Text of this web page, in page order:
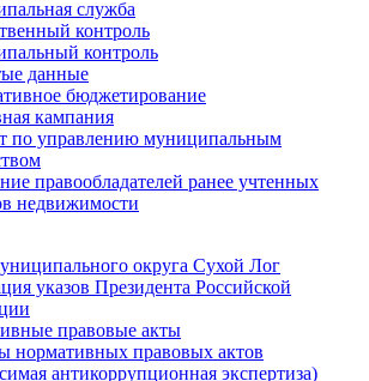
служба
контроль
контроль
данные
бюджетирование
кампания
по управлению муниципальным
правообладателей ранее учтенных
недвижимости
округа Сухой Лог
указов Президента Российской
правовые акты
нормативных правовых актов
антикоррупционная экспертиза)